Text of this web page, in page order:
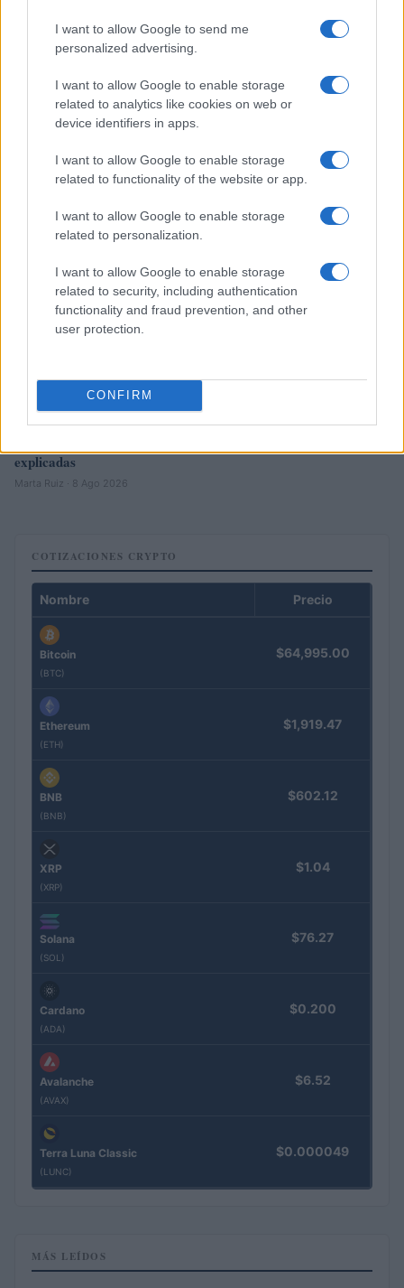
I want to allow Google to send me
personalized advertising.
I want to allow Google to enable storage
related to analytics like cookies on web or
device identifiers in apps.
I want to allow Google to enable storage
related to functionality of the website or app.
I want to allow Google to enable storage
related to personalization.
I want to allow Google to enable storage
related to security, including authentication
functionality and fraud prevention, and other
user protection.
CONFIRM
Cotización de Bitcoin hoy: análisis del mercado y tendencias
Diego Martín · 8 Ago 2026
explicadas
Marta Ruiz · 8 Ago 2026
COTIZACIONES CRYPTO
Nombre Precio
Bitcoin
(BTC)
$64,995.00
Ethereum
(ETH)
$1,919.47
BNB
(BNB)
$602.12
XRP
(XRP)
$1.04
Solana
(SOL)
$76.27
Cardano
(ADA)
$0.200
Avalanche
(AVAX)
$6.52
Terra Luna Classic
(LUNC)
$0.000049
MÁS LEÍDOS